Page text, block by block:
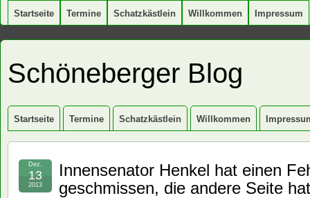
Startseite Termine Schatzkästlein Willkommen Impressum
Schöneberger Blog
Startseite Termine Schatzkästlein Willkommen
Innensenator Henkel hat einen
geschmissen, die andere Seite
Dez.
13
2013